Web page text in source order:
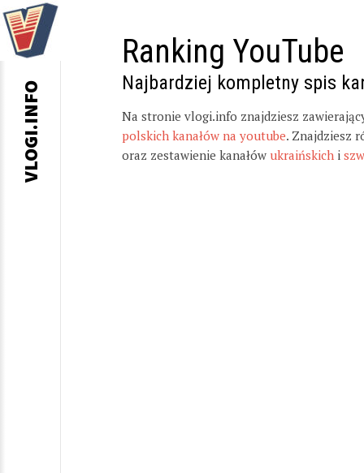
Ranking YouTube
Najbardziej kompletny spis
Na stronie vlogi.info znajdziesz
polskich kanałów na youtube. Znajdziesz
oraz zestawienie kanałów ukraińskich i
VLOGI.INFO